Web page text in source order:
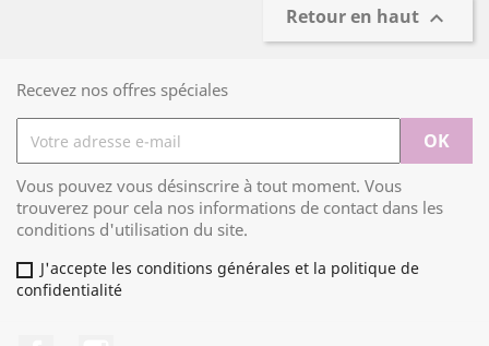
Retour en haut 
Recevez nos offres spéciales
Vous pouvez vous désinscrire à tout moment. Vous
trouverez pour cela nos informations de contact dans les
conditions d'utilisation du site.
J'accepte les conditions générales et la politique de
confidentialité